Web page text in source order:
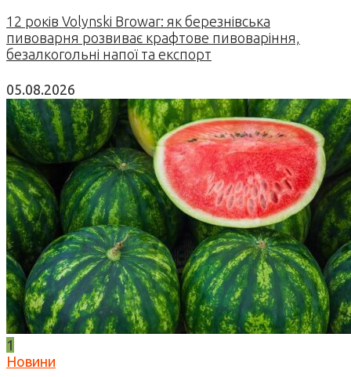
12 років Volynski Browar: як березнівська
пивоварня розвиває крафтове пивоваріння,
безалкогольні напої та експорт
05.08.2026
1
Новини